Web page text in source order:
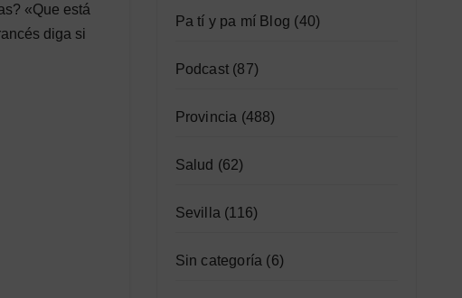
«Que está
diga si
Pa tí y pa mí Blog (40)
Podcast(87)
Provincia (488)
Salud (62)
Sevilla (116)
Sin categoría (6)